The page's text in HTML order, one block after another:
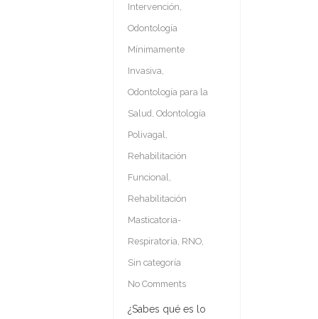
Intervención
Odontología
Mínimamente
Invasiva
Odontología para la
Salud Odontología
Polivagal
Rehabilitación
Funcional
Rehabilitación
Masticatoria-
Respiratoria RNO
Sin categoría
No Comments
¿Sabes qué es lo